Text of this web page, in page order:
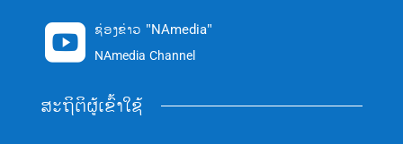
 ຊ່ອງຂ່າວ "NAmedia"
NAmedia Channel
ສະຖິຕິຜູ້ເຂົ້າໃຊ້